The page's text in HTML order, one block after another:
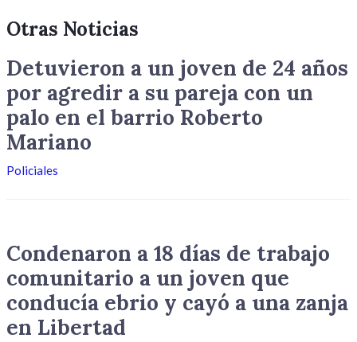
Otras Noticias
Detuvieron a un joven de 24 años
por agredir a su pareja con un
palo en el barrio Roberto
Mariano
Policiales
Condenaron a 18 días de trabajo
comunitario a un joven que
conducía ebrio y cayó a una zanja
en Libertad